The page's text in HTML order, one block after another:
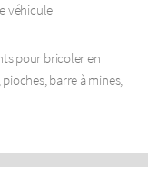
véhicule
pour bricoler en
barre à mines,